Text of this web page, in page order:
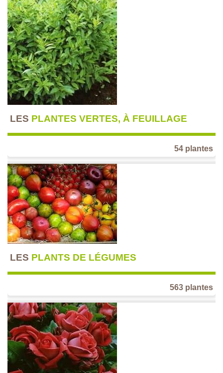
LES PLANTES VERTES, À FEUILLAGE
54 plantes
LES PLANTS DE LÉGUMES
563 plantes